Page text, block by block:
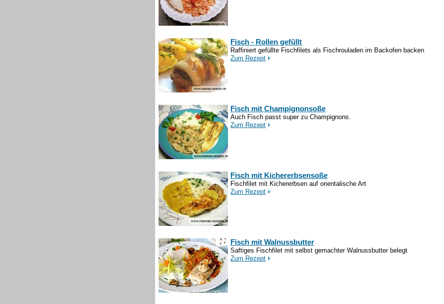
Fisch - Rollen gefüllt
Raffiniert gefüllte Fischfilets als Fischrouladen im Backofen backen
Zum Rezept
Fisch mit Champignonsoße
Auch Fisch passt super zu Champignons.
Zum Rezept
Fisch mit Kichererbsensoße
Fischfilet mit Kichererbsen auf orientalische Art
Zum Rezept
Fisch mit Walnussbutter
Saftiges Fischfilet mit selbst gemachter Walnussbutter belegt
Zum Rezept